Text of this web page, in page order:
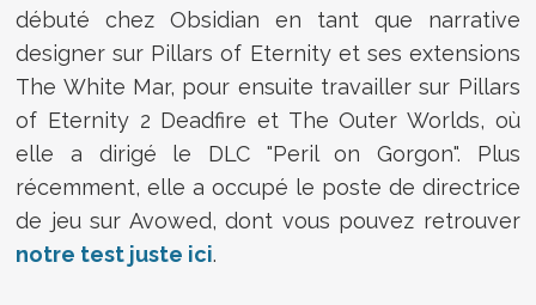
débuté chez Obsidian en tant que narrative
designer sur Pillars of Eternity et ses extensions
The White Mar, pour ensuite travailler sur Pillars
of Eternity 2 Deadfire et The Outer Worlds, où
elle a dirigé le DLC "Peril on Gorgon". Plus
récemment, elle a occupé le poste de directrice
de jeu sur Avowed, dont vous pouvez retrouver
notre test juste ici.